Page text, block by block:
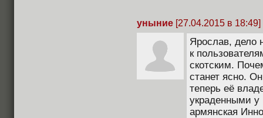
уныние [27.04.2015 в 18:49]
Ярослав, дело
к
скотским.
станет ясно.
теперь её
украденными у
армянская